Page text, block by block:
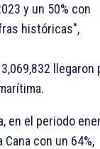
y un 50% con
históricas",
llegaron
en el periodo
con un 64%,